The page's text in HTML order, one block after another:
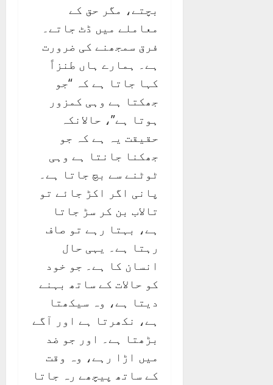
بچتے، مگر حق کے
معاملے میں ڈٹ جاتے۔
فرق سمجھنے کی ضرورت
ہے۔ ہمارے ہاں طنزاً
کہا جاتا ہے کہ “جو
جھکتا ہے وہی کمزور
ہوتا ہے”، حالانکہ
حقیقت یہ ہے کہ جو
جھکنا جانتا ہے وہی
ٹوٹنے سے بچ جاتا ہے۔
پانی اگر اکڑ جائے تو
تالاب بن کر سڑ جاتا
ہے، بہتا رہے تو صاف
رہتا ہے۔ یہی حال
انسان کا ہے۔ جو خود
کو حالات کے ساتھ بہنے
دیتا ہے، وہ سیکھتا
ہے، نکھرتا ہے اور آگے
بڑھتا ہے۔ اور جو ضد
میں اڑا رہے، وہ وقت
کے ساتھ پیچھے رہ جاتا